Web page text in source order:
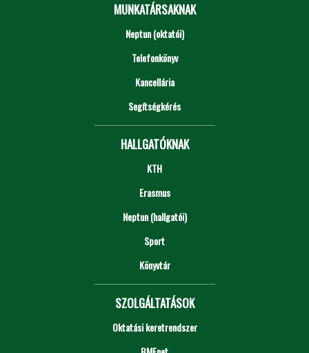
MUNKATÁRSAKNAK
Neptun (oktatói)
Telefonkönyv
Kancellária
Segítségkérés
HALLGATÓKNAK
KTH
Erasmus
Neptun (hallgatói)
Sport
Könyvtár
SZOLGÁLTATÁSOK
Oktatási keretrendszer